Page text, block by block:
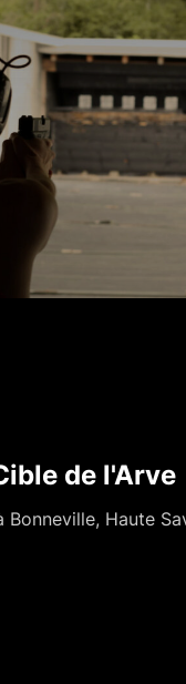
de l'Arve
Bonneville, Haute